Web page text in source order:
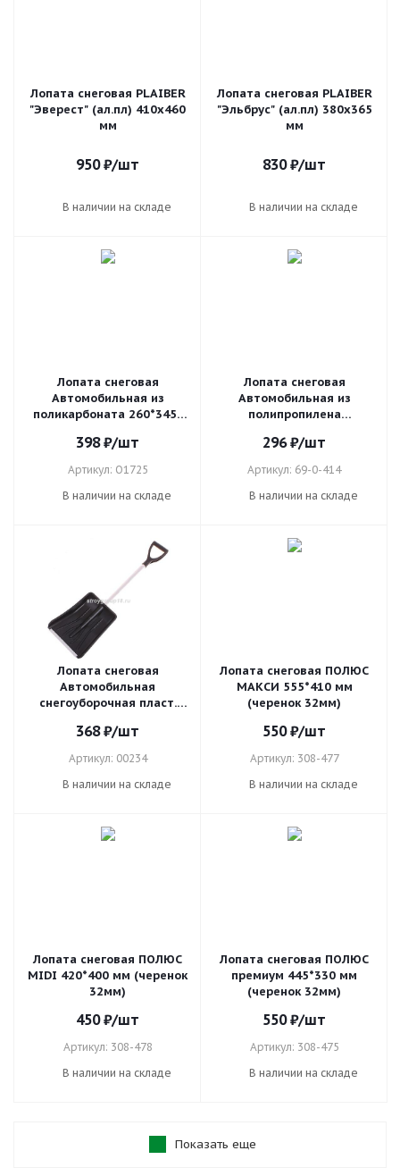
Лопата снеговая PLAIBER
"Эверест" (ал.пл) 410х460
мм
950₽/шт
В наличии на складе
Лопата снеговая PLAIBER
"Эльбрус" (ал.пл) 380х365
мм
830₽/шт
В наличии на складе
Лопата снеговая
Автомобильная из
поликарбоната 260*345 ,
398₽/шт
Артикул: О1725
В наличии на складе
Лопата снеговая
Автомобильная из
полипропилена
черенок
296₽/шт
Артикул: 69-0-414
В наличии на складе
Лопата снеговая
Автомобильная
снегоуборочная пласт.
ручка
368₽/шт
Артикул: 00234
В наличии на складе
Лопата снеговая ПОЛЮС
МАКСИ 555*410 мм
(черенок 32мм)
550₽/шт
Артикул: 308-477
В наличии на складе
Лопата снеговая ПОЛЮС
MIDI 420*400 мм (черенок
32мм)
450₽/шт
Артикул: 308-478
В наличии на складе
Лопата снеговая ПОЛЮС
премиум 445*330 мм
(черенок 32мм)
550₽/шт
Артикул: 308-475
В наличии на складе
Показать еще